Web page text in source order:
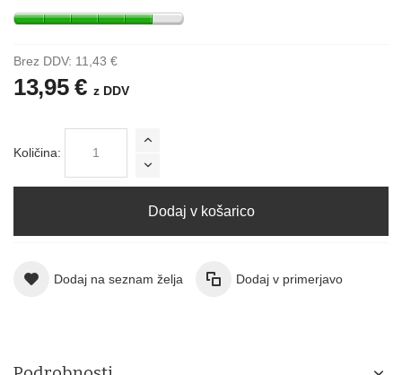
Brez DDV: 11,43 €
13,95 € z DDV
Količina:
Dodaj v košarico
Dodaj na seznam želja Dodaj v primerjavo